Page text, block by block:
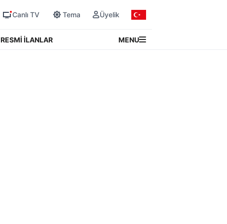
Canlı TV Tema Üyelik
RESMİ İLANLAR MENU